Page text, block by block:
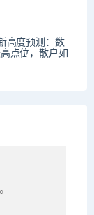
高度预测：数
点位，散户如
。